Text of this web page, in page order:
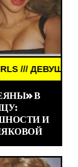
ДЕВУШКИ
В
И